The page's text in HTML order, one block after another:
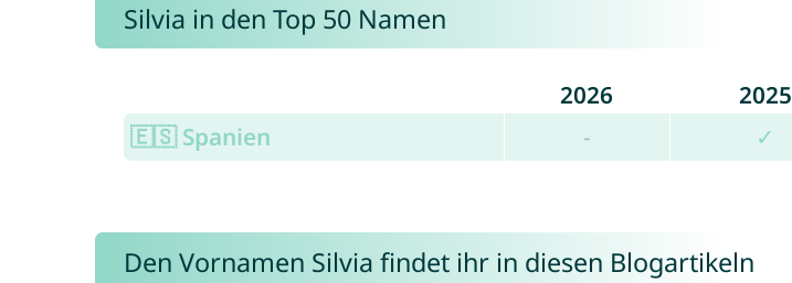
Silvia in den Top 50 Namen
2026 2025
🇪🇸 Spanien
- ✓
Den Vornamen Silvia findet ihr in diesen Blogartikeln